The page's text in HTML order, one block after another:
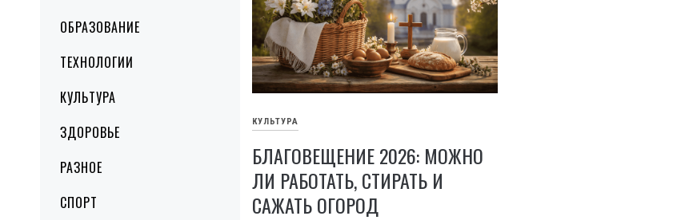
ОБРАЗОВАНИЕ
ТЕХНОЛОГИИ
КУЛЬТУРА
ЗДОРОВЬЕ
РАЗНОЕ
СПОРТ
КУЛЬТУРА
БЛАГОВЕЩЕНИЕ 2026: МОЖНО
ЛИ РАБОТАТЬ, СТИРАТЬ И
САЖАТЬ ОГОРОД